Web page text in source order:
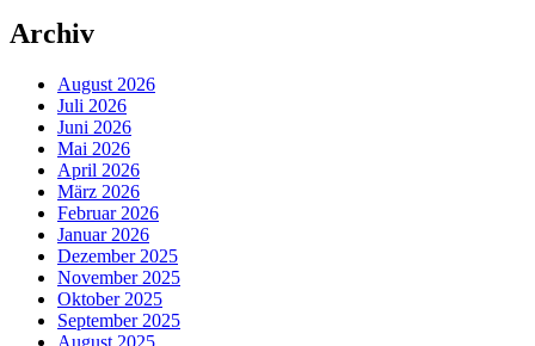
Archiv
August 2026
Juli 2026
Juni 2026
Mai 2026
April 2026
März 2026
Februar 2026
Januar 2026
Dezember 2025
November 2025
Oktober 2025
September 2025
August 2025